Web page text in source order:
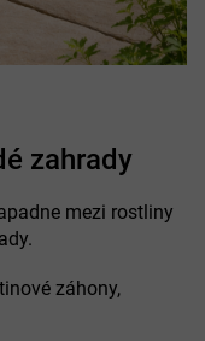
zahrady
mezi rostliny
záhony,